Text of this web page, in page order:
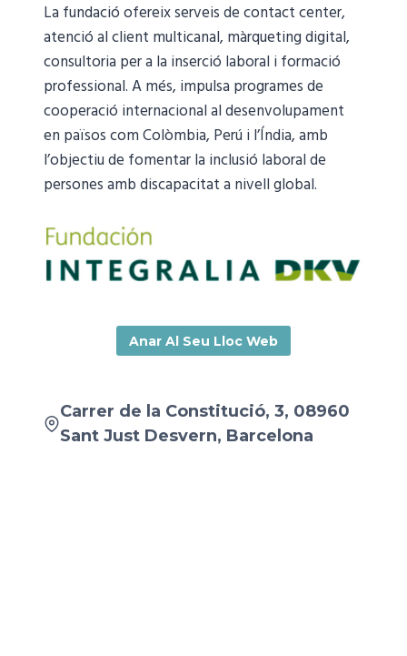
La fundació ofereix serveis de contact center,
atenció al client multicanal, màrqueting digital,
consultoria per a la inserció laboral i formació
professional. A més, impulsa programes de
cooperació internacional al desenvolupament
en països com Colòmbia, Perú i l’Índia, amb
l’objectiu de fomentar la inclusió laboral de
persones amb discapacitat a nivell global.
Anar Al Seu Lloc Web
Carrer de la Constitució, 3, 08960
Sant Just Desvern, Barcelona